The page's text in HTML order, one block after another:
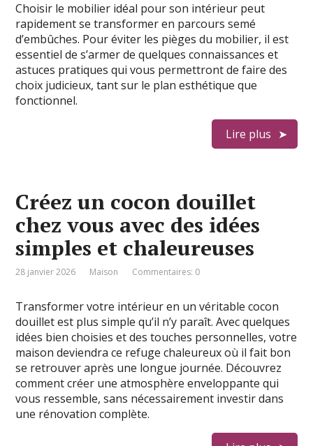
Choisir le mobilier idéal pour son intérieur peut
rapidement se transformer en parcours semé
d’embûches. Pour éviter les pièges du mobilier, il est
essentiel de s’armer de quelques connaissances et
astuces pratiques qui vous permettront de faire des
choix judicieux, tant sur le plan esthétique que
fonctionnel.
Lire plus
Créez un cocon douillet
chez vous avec des idées
simples et chaleureuses
28 janvier 2026 Maison Commentaires: 0
Transformer votre intérieur en un véritable cocon
douillet est plus simple qu’il n’y paraît. Avec quelques
idées bien choisies et des touches personnelles, votre
maison deviendra ce refuge chaleureux où il fait bon
se retrouver après une longue journée. Découvrez
comment créer une atmosphère enveloppante qui
vous ressemble, sans nécessairement investir dans
une rénovation complète.